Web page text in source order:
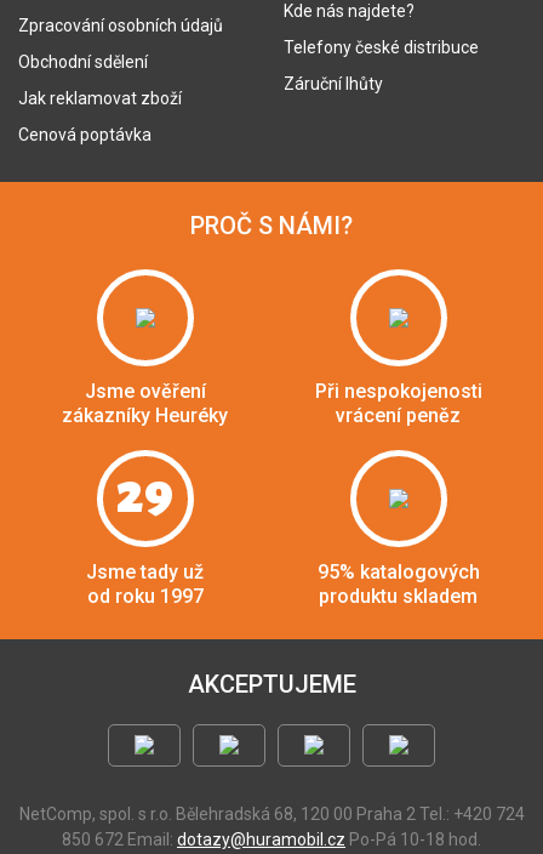
Zpracování osobních údajů
Obchodní sdělení
Jak reklamovat zboží
Cenová poptávka
Kde nás najdete?
Telefony české distribuce
Záruční lhůty
PROČ S NÁMI?
Jsme ověření
zákazníky Heuréky
Při nespokojenosti
vrácení peněz
29
Jsme tady už
od roku 1997
95% katalogových
produktu skladem
AKCEPTUJEME
NetComp, spol. s r.o. Bělehradská 68, 120 00 Praha 2 Tel.: +420 724
850 672 Email: dotazy@huramobil.cz Po-Pá 10-18 hod.